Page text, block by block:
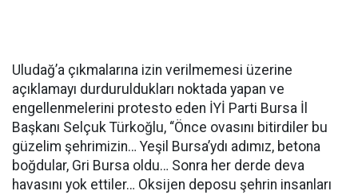
Uludağ’a çıkmalarına izin verilmemesi üzerine
açıklamayı durduruldukları noktada yapan ve
engellenmelerini protesto eden İYİ Parti Bursa İl
Başkanı Selçuk Türkoğlu, “Önce ovasını bitirdiler bu
güzelim şehrimizin… Yeşil Bursa’ydı adımız, betona
boğdular, Gri Bursa oldu… Sonra her derde deva
havasını yok ettiler… Oksijen deposu şehrin insanları